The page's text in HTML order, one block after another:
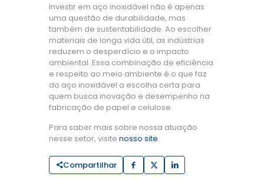
Investir em aço inoxidável não é apenas
uma questão de durabilidade, mas
também de sustentabilidade. Ao escolher
materiais de longa vida útil, as indústrias
reduzem o desperdício e o impacto
ambiental. Essa combinação de eficiência
e respeito ao meio ambiente é o que faz
do aço inoxidável a escolha certa para
quem busca inovação e desempenho na
fabricação de papel e celulose.
Para saber mais sobre nossa atuação
nesse setor, visite nosso site.
Compartilhar